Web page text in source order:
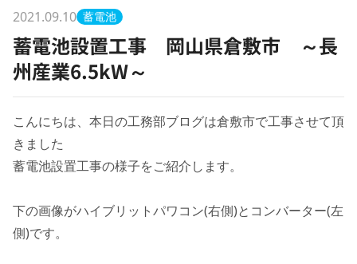
2021.09.10 蓄電池
蓄電池設置工事 岡山県倉敷市 ～長
州産業6.5kW～
こんにちは、本日の工務部ブログは倉敷市で工事させて頂
きました
蓄電池設置工事の様子をご紹介します。
下の画像がハイブリットパワコン(右側)とコンバーター(左
側)です。